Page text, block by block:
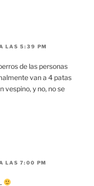
LAS 5:39 PM
de las personas
van a 4 patas
vespino, y no, no se
LAS 7:00 PM